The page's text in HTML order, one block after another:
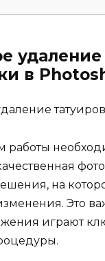
удаление
в
работы
на
Это
играют